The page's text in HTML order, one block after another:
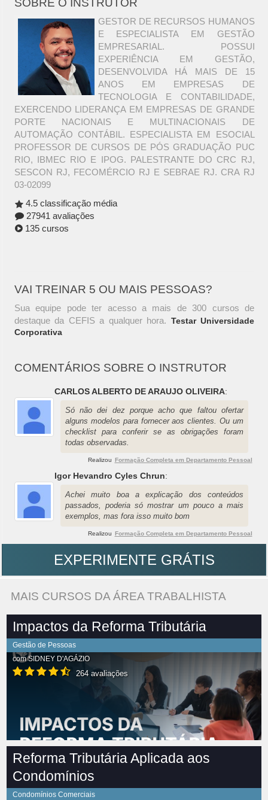
SOBRE O INSTRUTOR
GESTOR DE RECURSOS HUMANOS
E ESPECIALISTA EM GESTÃO
EMPRESARIAL. POSSUI
EXPERIÊNCIA EM GESTÃO,
DESENVOLVIDA HÁ MAIS DE 15
ANOS EM EMPRESAS DE
TECNOLOGIA E CONTABILIDADE,
EXERCENDO LIDERANÇA EM EMPRESAS DE GRANDE
PORTE NACIONAIS E MULTINACIONAIS DE
AUTOMAÇÃO CONTÁBIL. ESPECIALISTA EM ESOCIAL
PROFESSOR DE CURSOS DE PÓS GRADUAÇÃO PUC
RIO, IBMEC RIO E IPOG. PALESTRANTE DO CRC RJ,
SESCON RJ, FECOMÉRCIO RJ E SEBRAE RJ. CRA RJ
03-02099
4.5 classificação média
27941 avaliações
135 cursos
VAI TREINAR 5 OU MAIS PESSOAS?
Sua equipe pode ter acesso a mais de 300 cursos de
destaque da CEFIS a qualquer hora. Testar Universidade
Corporativa
COMENTÁRIOS SOBRE O INSTRUTOR
CARLOS ALBERTO DE ARAUJO OLIVEIRA:
Só não dei dez porque acho que faltou ofertar
alguns modelos para fornecer aos clientes. Ou um
checklist para conferir se as obrigações foram
todas observadas.
Realizou Formação Completa em Departamento Pessoal
Igor Hevandro Cyles Chrun:
Achei muito boa a explicação dos conteúdos
passados, poderia só mostrar um pouco a mais
exemplos, mas fora isso muito bom
Realizou Formação Completa em Departamento Pessoal
EXPERIMENTE GRÁTIS
MAIS CURSOS DA ÁREA TRABALHISTA
Impactos da Reforma Tributária
Gestão de Pessoas
comSIDNEY D'AGÁZIO
264 avaliações
Reforma Tributária Aplicada aos
Condomínios
Condomínios Comerciais